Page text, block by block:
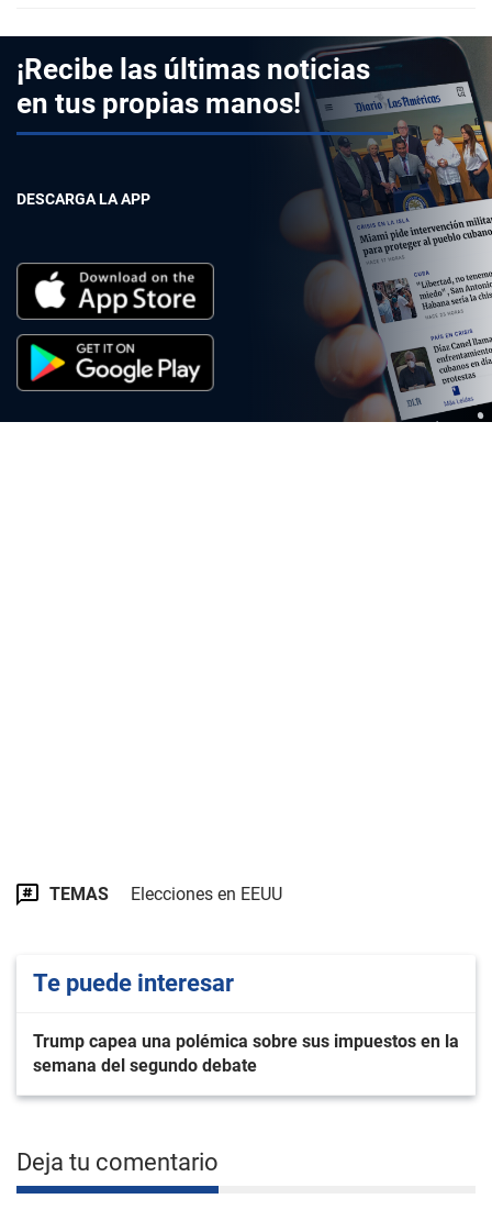
¡Recibe las últimas noticias
en tus propias manos!
DESCARGA LA APP
TEMAS Elecciones en EEUU
Te puede interesar
Trump capea una polémica sobre sus impuestos en la
semana del segundo debate
Deja tu comentario